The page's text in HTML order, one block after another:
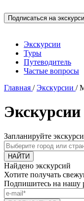
Экскурсии
Туры
Путеводитель
Частые вопросы
Главная /Экскурсии /
Запланируйте
Найдено экскурсий
Хотите получать
Подпишитесь на нашу